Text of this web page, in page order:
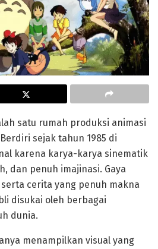
satu rumah produksi animasi
sejak tahun 1985 di
karena karya-karya sinematik
dan penuh imajinasi. Gaya
cerita yang penuh makna
disukai oleh berbagai
dunia.
menampilkan visual yang